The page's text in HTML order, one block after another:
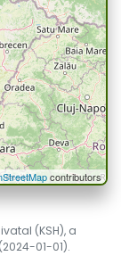
contributors
(KSH), a
01-01).